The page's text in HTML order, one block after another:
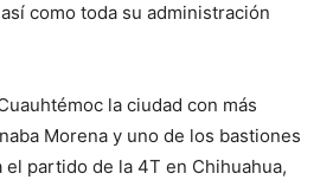
como toda su administración
la ciudad con más
Morena y uno de los bastiones
partido de la 4T en Chihuahua,